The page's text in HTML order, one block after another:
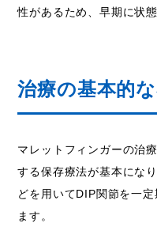
性があるため、早期に状
治療の基本的
マレットフィンガーの治
する保存療法が基本にな
どを用いてDIP関節を一
ます。